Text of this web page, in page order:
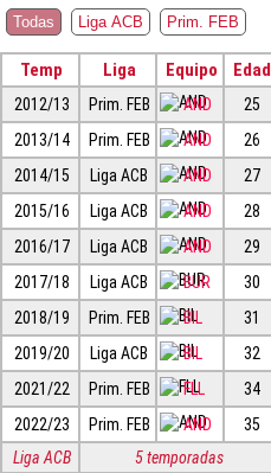
Todas Liga ACB Prim. FEB
Temp Liga Equipo Edad
2012/13 Prim. FEB AND 25
2013/14
Prim. FEB AND 26
2014/15
Liga ACB AND 27
2015/16
Liga ACB AND 28
2016/17
Liga ACB AND 29
2017/18
Liga ACB BUR 30
2018/19
Prim. FEB BIL 31
2019/20
Liga ACB BIL 32
2021/22
Prim. FEB FLL 34
2022/23
Prim. FEB AND 35
Liga ACB
5 temporadas